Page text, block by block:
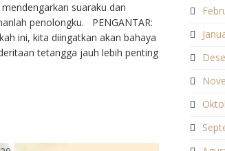
suaraku dan
penolongku.⁣ PENGANTAR⁣:
ini, kita diingatkan akan bahaya
tetangga jauh lebih penting
sendiri. Menegakkan keadilan
pres tasi matiraga Pengabdian